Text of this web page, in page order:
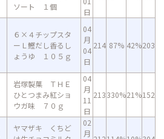
ソート １個
日
６×４チップスタ
ーＬ鰹だし香るし
ょうゆ １０５ｇ
04
月
04
日
214 87% 42%203
岩塚製菓 ＴＨＥ
ひとつまみ紅ショ
ウガ味 ７０ｇ
04
月
11
日
213330%21%152
ヤマザキ くちど
02
月